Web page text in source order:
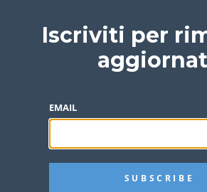
Iscriviti per
EMAIL